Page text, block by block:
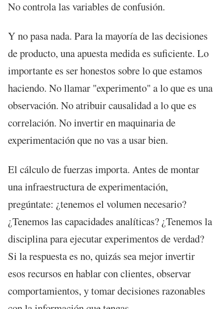
No controla las variables de confusión.
Y no pasa nada. Para la mayoría de las decisiones
de producto, una apuesta medida es suficiente. Lo
importante es ser honestos sobre lo que estamos
haciendo. No llamar "experimento" a lo que es una
observación. No atribuir causalidad a lo que es
correlación. No invertir en maquinaria de
experimentación que no vas a usar bien.
El cálculo de fuerzas importa. Antes de montar
una infraestructura de experimentación,
pregúntate: ¿tenemos el volumen necesario?
¿Tenemos las capacidades analíticas? ¿Tenemos la
disciplina para ejecutar experimentos de verdad?
Si la respuesta es no, quizás sea mejor invertir
esos recursos en hablar con clientes, observar
comportamientos, y tomar decisiones razonables